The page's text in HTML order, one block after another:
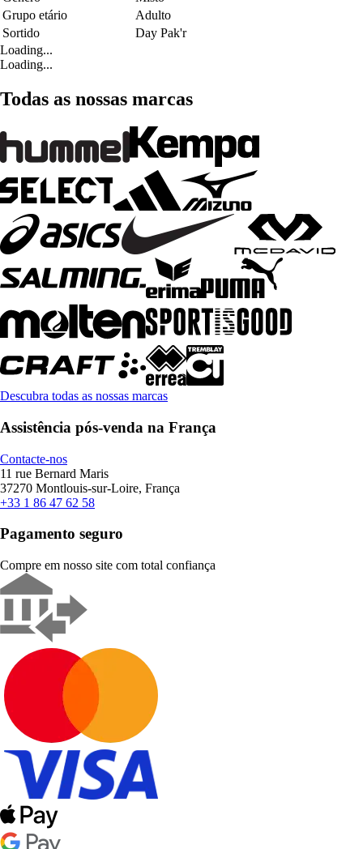
Grupo etário
Adulto
Sortido
Day Pak'r
Loading...
Loading...
Todas as nossas marcas
Descubra todas as nossas marcas
Assistência pós-venda na França
Contacte-nos
11 rue Bernard Maris
37270 Montlouis-sur-Loire, França
+33 1 86 47 62 58
Pagamento seguro
Compre em nosso site com total confiança